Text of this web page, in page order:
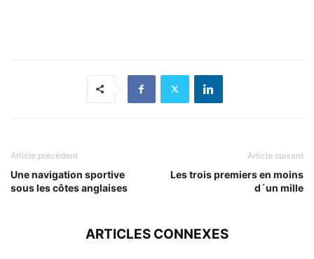
Article précédent
Une navigation sportive
sous les côtes anglaises
Article suivant
Les trois premiers en moins
d´un mille
ARTICLES CONNEXES